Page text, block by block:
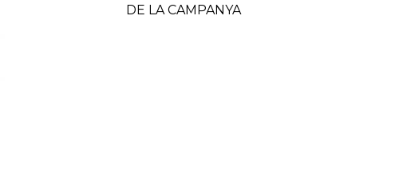
DE LA CAMPANYA